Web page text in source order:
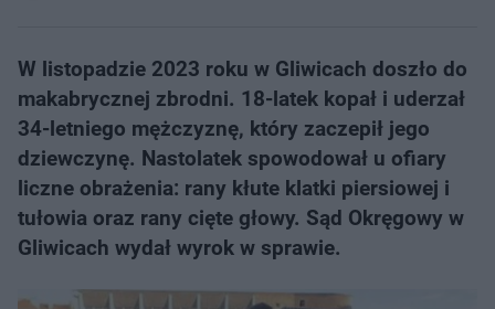
W listopadzie 2023 roku w Gliwicach doszło do
makabrycznej zbrodni. 18-latek kopał i uderzał
34-letniego mężczyznę, który zaczepił jego
dziewczynę. Nastolatek spowodował u ofiary
liczne obrażenia: rany kłute klatki piersiowej i
tułowia oraz rany cięte głowy. Sąd Okręgowy w
Gliwicach wydał wyrok w sprawie.